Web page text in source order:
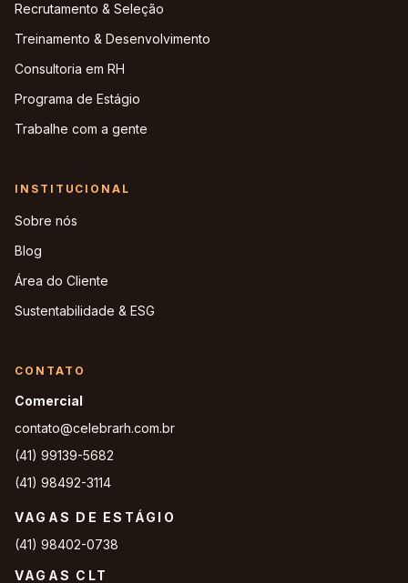
Recrutamento & Seleção
Treinamento & Desenvolvimento
Consultoria em RH
Programa de Estágio
Trabalhe com a gente
INSTITUCIONAL
Sobre nós
Blog
Área do Cliente
Sustentabilidade & ESG
CONTATO
Comercial
contato@celebrarh.com.br
(41) 99139-5682
(41) 98492-3114
VAGAS DE ESTÁGIO
(41) 98402-0738
VAGAS CLT